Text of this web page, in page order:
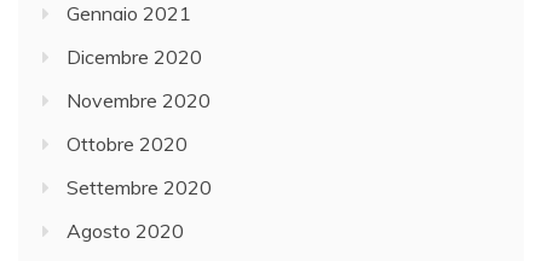
Gennaio 2021
Dicembre 2020
Novembre 2020
Ottobre 2020
Settembre 2020
Agosto 2020